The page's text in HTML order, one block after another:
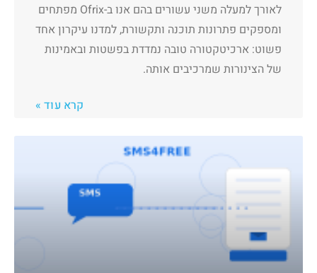
לאורך למעלה משני עשורים בהם אנו ב-Ofrix מפתחים
ומספקים פתרונות תוכנה ותקשורת, למדנו עיקרון אחד
פשוט: ארכיטקטורה טובה נמדדת בפשטות ובאמינות
של הצינורות שמרכיבים אותה.
קרא עוד »